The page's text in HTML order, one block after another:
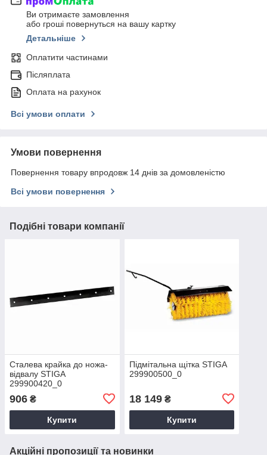
Ви отримаєте замовлення
або гроші повернуться на вашу картку
Детальніше
Оплатити частинами
Післяплата
Оплата на рахунок
Всі умови оплати
Умови повернення
Повернення товару впродовж 14 днів за домовленістю
Всі умови повернення
Подібні товари компанії
Сталева крайка до ножа-
відвалу STIGA
299900420_0
906 ₴
Купити
Підмітальна щітка STIGA
299900500_0
18 149₴
Купити
Акційні пропозиції та новинки